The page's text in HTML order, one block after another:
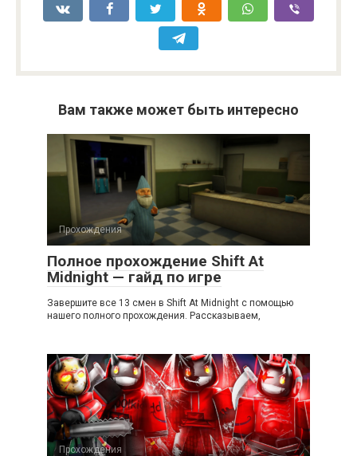
Вам также может быть интересно
Прохождения
Полное прохождение Shift At
Midnight — гайд по игре
Завершите все 13 смен в Shift At Midnight с помощью
нашего полного прохождения. Рассказываем,
Прохождения